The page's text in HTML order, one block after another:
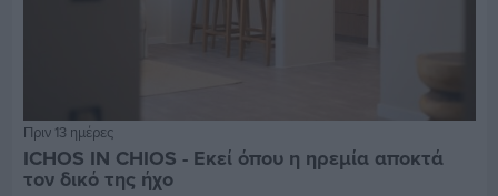
Πριν 13 ημέρες
ICHOS IN CHIOS - Εκεί όπου η ηρεμία αποκτά
τον δικό της ήχο